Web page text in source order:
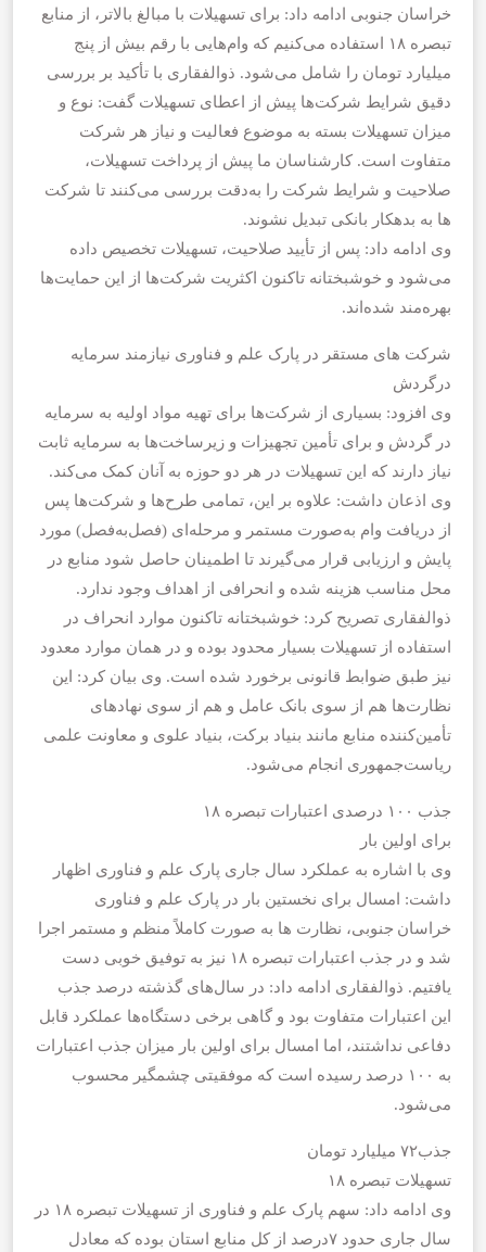
خراسان جنوبی ادامه داد: برای تسهیلات با مبالغ بالاتر، از منابع
تبصره ۱۸ استفاده می‌کنیم که وام‌هایی با رقم بیش از پنج
میلیارد تومان را شامل می‌شود. ذوالفقاری با تأکید بر بررسی
دقیق شرایط شرکت‌ها پیش از اعطای تسهیلات گفت: نوع و
میزان تسهیلات بسته به موضوع فعالیت و نیاز هر شرکت
متفاوت است. کارشناسان ما پیش از پرداخت تسهیلات،
صلاحیت و شرایط شرکت را به‌دقت بررسی می‌کنند تا شرکت
ها به بدهکار بانکی تبدیل نشوند.
وی ادامه داد: پس از تأیید صلاحیت، تسهیلات تخصیص داده
می‌شود و خوشبختانه تاکنون اکثریت شرکت‌ها از این حمایت‌ها
بهره‌مند شده‌اند.
شرکت های مستقر در پارک علم و فناوری نیازمند سرمایه
درگردش
وی افزود: بسیاری از شرکت‌ها برای تهیه مواد اولیه به سرمایه
در گردش و برای تأمین تجهیزات و زیرساخت‌ها به سرمایه ثابت
نیاز دارند که این تسهیلات در هر دو حوزه به آنان کمک می‌کند.
وی اذعان داشت: علاوه بر این، تمامی طرح‌ها و شرکت‌ها پس
از دریافت وام به‌صورت مستمر و مرحله‌ای (فصل‌به‌فصل) مورد
پایش و ارزیابی قرار می‌گیرند تا اطمینان حاصل شود منابع در
محل مناسب هزینه شده و انحرافی از اهداف وجود ندارد.
ذوالفقاری تصریح کرد: خوشبختانه تاکنون موارد انحراف در
استفاده از تسهیلات بسیار محدود بوده و در همان موارد معدود
نیز طبق ضوابط قانونی برخورد شده است. وی بیان کرد: این
نظارت‌ها هم از سوی بانک عامل و هم از سوی نهادهای
تأمین‌کننده منابع مانند بنیاد برکت، بنیاد علوی و معاونت علمی
ریاست‌جمهوری انجام می‌شود.
جذب ۱۰۰ درصدی اعتبارات تبصره ۱۸
برای اولین بار
وی با اشاره به عملکرد سال جاری پارک علم و‌ فناوری اظهار
داشت: امسال برای نخستین بار در پارک علم و فناوری
خراسان جنوبی، نظارت ‌ها به‌ صورت کاملاً منظم و مستمر اجرا
شد و در جذب اعتبارات تبصره ۱۸ نیز به توفیق خوبی دست
یافتیم. ذوالفقاری ادامه داد: در سال‌های گذشته درصد جذب
این اعتبارات متفاوت بود و گاهی برخی دستگاه‌ها عملکرد قابل
دفاعی نداشتند، اما امسال برای اولین بار میزان جذب اعتبارات
به ۱۰۰ درصد رسیده است که موفقیتی چشمگیر محسوب
می‌شود.
جذب۷۲ میلیارد تومان
تسهیلات تبصره ۱۸
وی ادامه داد: سهم پارک علم و فناوری از تسهیلات تبصره ۱۸ در
سال جاری حدود ۷درصد از کل منابع استان بوده که معادل